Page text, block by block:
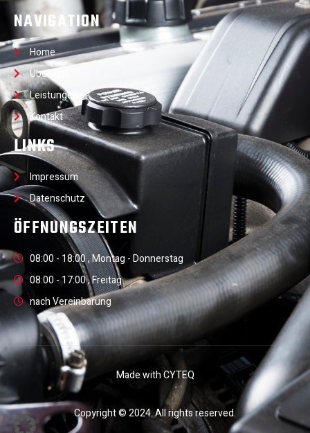
NAVIGATION
Home
Über Uns
Leistungen
Kontakt
LINKS
Impressum
Datenschutz
ÖFFNUNGSZEITEN
08:00 - 18:00 , Montag - Donnerstag
08:00 - 17:00 , Freitag
nach Vereinbarung
Made with CYTEQ
Copyright © 2024. All rights reserved.